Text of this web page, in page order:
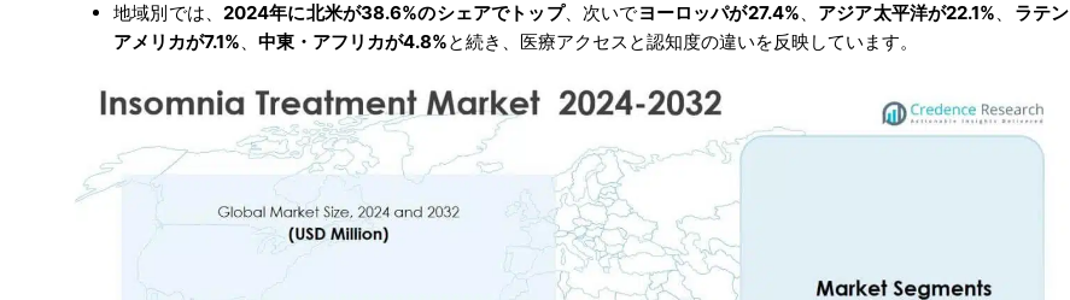
地域別では、2024年に北米が38.6%のシェアでトップ、次いでヨーロッパが27.4%、 アジア太平洋が22.1%、 ラテン
アメリカが7.1%、 中東・アフリカが4.8%と続き、医療アクセスと認知度の違いを反映しています。